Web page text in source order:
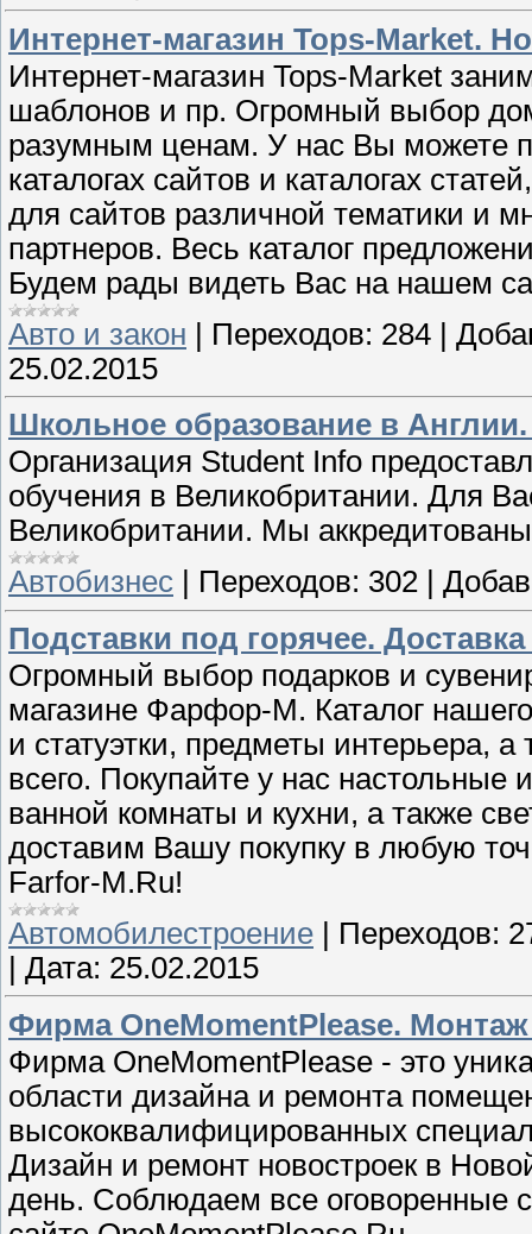
Интернет-магазин Tops-Market.
Интернет-магазин Tops-Market
шаблонов и пр. Огромный выбор
разумным ценам. У нас Вы можете
каталогах сайтов и каталогах
для сайтов различной тематики и
партнеров. Весь каталог
Будем рады видеть Вас на нашем
Авто и закон | Переходов: 284 |
25.02.2015
Школьное образование в
Организация Student Infо
обучения в Великобритании. Для
Великобритании. Мы
Автобизнес
Переходов: 302
Подставки под горячее.
Огромный выбор подарков и
магазине Фарфор-М. Каталог
и статуэтки, предметы интерьера,
всего. Покупайте у нас
ванной комнаты и кухни, а также
доставим Вашу покупку в любую
Farfor-M.Ru!
Автомобилестроение
Переходов:
Дата: 25.02.2015
Фирма OneMomentPlease. Монтаж
Фирма OneMomentPlease - это
области дизайна и ремонта
высококвалифицированных
Дизайн и ремонт новостроек в
день. Соблюдаем все оговоренные